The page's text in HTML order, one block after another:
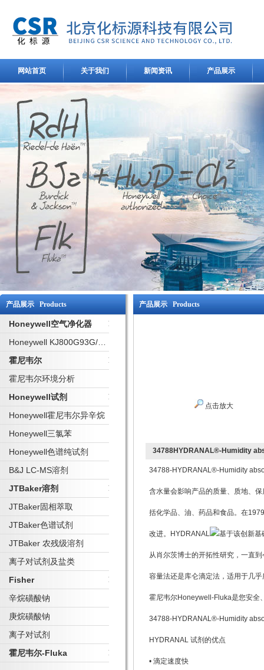
网站首页 关于我们 新闻资讯 产品展示
产品展示 Products
Honeywell空气净化器
霍尼韦尔
霍尼韦尔环境分析
Honeywell试剂
Honeywell霍尼韦尔异辛烷
Honeywell三氯苯
Honeywell色谱纯试剂
B&J LC-MS溶剂
JTBaker溶剂
JTBaker固相萃取
JTBaker色谱试剂
JTBaker 农残级溶剂
离子对试剂及盐类
Fisher
辛烷磺酸钠
庚烷磺酸钠
离子对试剂
霍尼韦尔-Fluka
产品展示 Products
点击放大
34788HYDRANAL®-Humidity
34788-HYDRANAL®-Humidity
含水量会影响产品的质量、质地、
括化学品、油、药品和食品。在
改进。HYDRANAL 基于该创新基
从肖尔茨博士的开拓性研究，一直
容量法还是库仑滴定法，适用于几
霍尼韦尔Honeywell-Fluka是您安全
34788-HYDRANAL®-Humidity
HYDRANAL 试剂的优点
• 滴定速度快